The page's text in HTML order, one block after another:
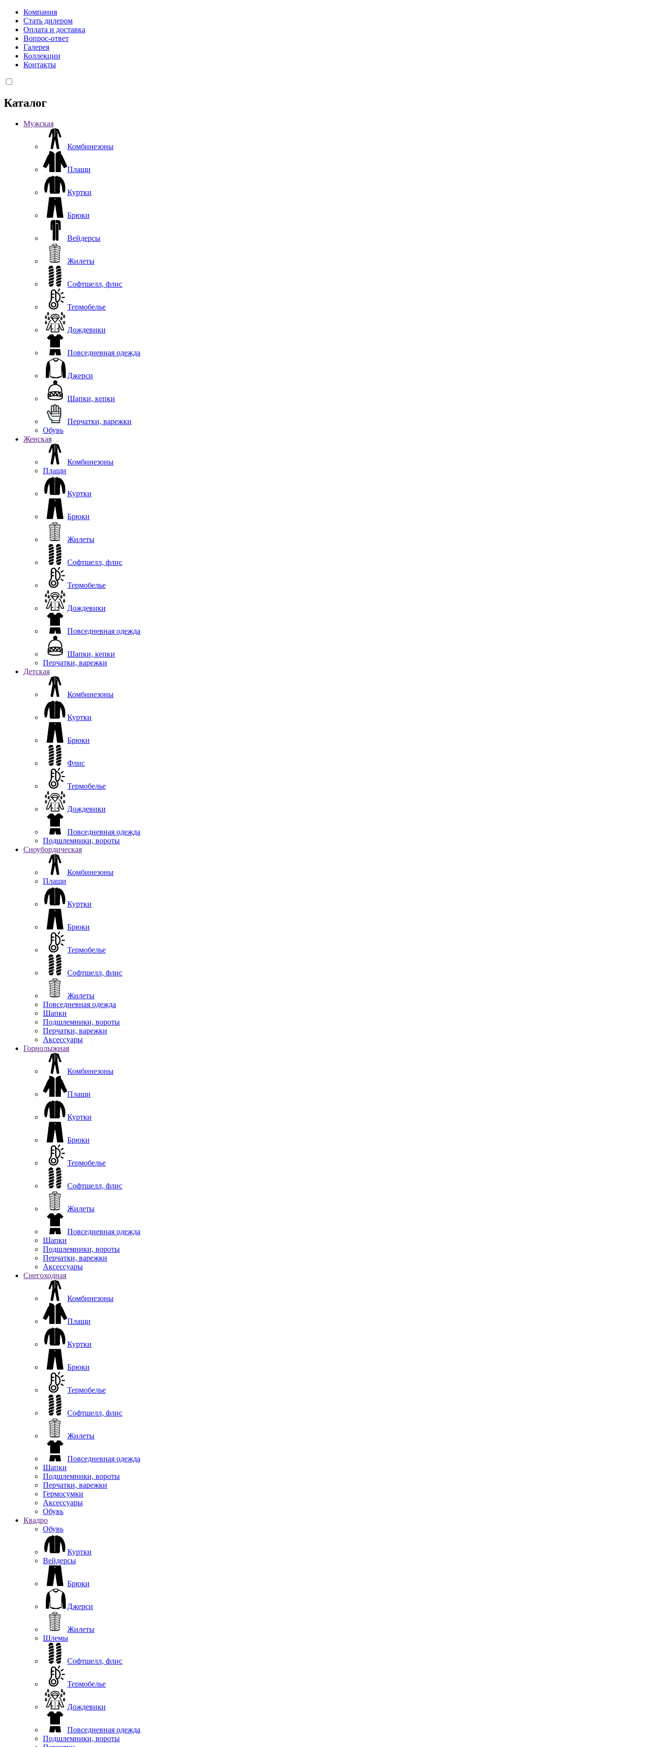
Компания
Стать дилером
Оплата и доставка
Вопрос-ответ
Галерея
Коллекции
Контакты
Каталог
Мужская
Комбинезоны
Плащи
Куртки
Брюки
Вейдерсы
Жилеты
Софтшелл, флис
Термобелье
Дождевики
Повседневная одежда
Джерси
Шапки, кепки
Перчатки, варежки
Обувь
Женская
Комбинезоны
Плащи
Куртки
Брюки
Жилеты
Софтшелл, флис
Термобелье
Дождевики
Повседневная одежда
Шапки, кепки
Перчатки, варежки
Детская
Комбинезоны
Куртки
Брюки
Флис
Термобелье
Дождевики
Повседневная одежда
Подшлемники, вороты
Сноубордическая
Комбинезоны
Плащи
Куртки
Брюки
Термобелье
Софтшелл, флис
Жилеты
Повседневная одежда
Шапки
Подшлемники, вороты
Перчатки, варежки
Аксессуары
Горнолыжная
Комбинезоны
Плащи
Куртки
Брюки
Термобелье
Софтшелл, флис
Жилеты
Повседневная одежда
Шапки
Подшлемники, вороты
Перчатки, варежки
Аксессуары
Снегоходная
Комбинезоны
Плащи
Куртки
Брюки
Термобелье
Софтшелл, флис
Жилеты
Повседневная одежда
Шапки
Подшлемники, вороты
Перчатки, варежки
Гермосумки
Аксессуары
Обувь
Квадро
Обувь
Куртки
Вейдерсы
Брюки
Джерси
Жилеты
Шлемы
Софтшелл, флис
Термобелье
Дождевики
Повседневная одежда
Подшлемники, вороты